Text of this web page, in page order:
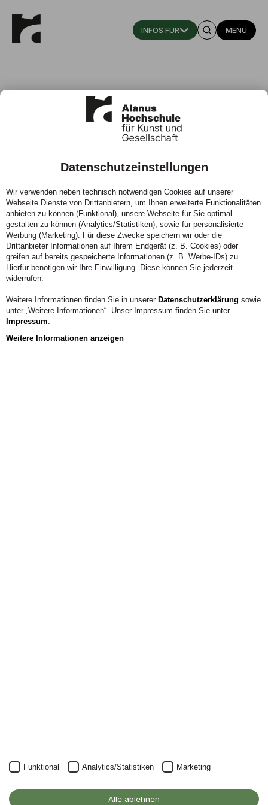
MENÜ
Telefon:02222 93211715
Zeiten:Donnerstagmorgens und nach Vereinbarung
KONTAKT
Alanus Hochschule
für Kunst und Gesellschaft
Datenschutzeinstellungen
Wir verwenden neben technisch notwendigen Cookies auf unserer
Webseite Dienste von Drittanbietern, um Ihnen erweiterte Funktionalitäten
anbieten zu können (Funktional), unsere Webseite für Sie optimal
gestalten zu können (Analytics/Statistiken), sowie für personalisierte
Werbung (Marketing). Für diese Zwecke speichern wir oder die
Drittanbieter Informationen auf Ihrem Endgerät (z. B. Cookies) oder
greifen auf bereits gespeicherte Informationen (z. B. Werbe-IDs) zu.
Hierfür benötigen wir Ihre Einwilligung. Diese können Sie jederzeit
widerrufen.
Weitere Informationen finden Sie in unserer Datenschutzerklärung sowie
unter „Weitere Informationen“. Unser Impressum finden Sie unter
Impressum.
Weitere Informationen anzeigen
Funktional Analytics/Statistiken Marketing
Alle ablehnen